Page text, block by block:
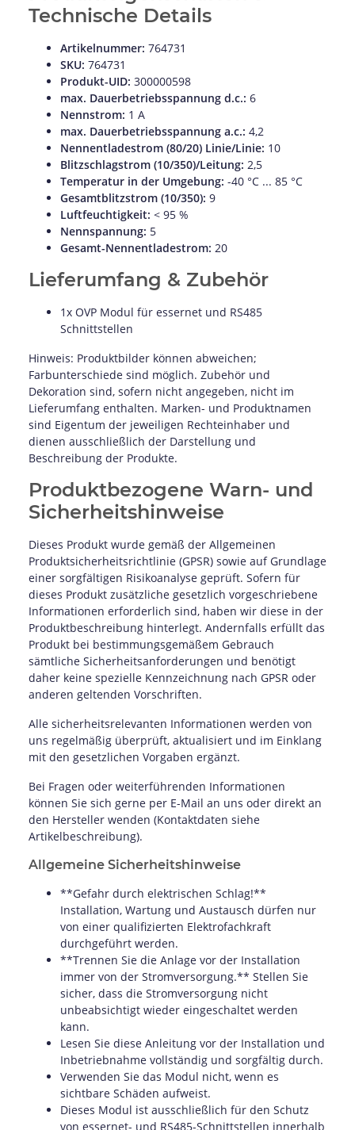
Technische Details
Artikelnummer: 764731
SKU: 764731
Produkt-UID: 300000598
max. Dauerbetriebsspannung d.c.: 6
Nennstrom: 1 A
max. Dauerbetriebsspannung a.c.: 4,2
Nennentladestrom (80/20) Linie/Linie: 10
Blitzschlagstrom (10/350)/Leitung: 2,5
Temperatur in der Umgebung: -40 °C ... 85 °C
Gesamtblitzstrom (10/350): 9
Luftfeuchtigkeit: < 95 %
Nennspannung: 5
Gesamt-Nennentladestrom: 20
Lieferumfang & Zubehör
1x OVP Modul für essernet und RS485
Schnittstellen
Hinweis: Produktbilder können abweichen;
Farbunterschiede sind möglich. Zubehör und
Dekoration sind, sofern nicht angegeben, nicht im
Lieferumfang enthalten. Marken- und Produktnamen
sind Eigentum der jeweiligen Rechteinhaber und
dienen ausschließlich der Darstellung und
Beschreibung der Produkte.
Produktbezogene Warn- und
Sicherheitshinweise
Dieses Produkt wurde gemäß der Allgemeinen
Produktsicherheitsrichtlinie (GPSR) sowie auf Grundlage
einer sorgfältigen Risikoanalyse geprüft. Sofern für
dieses Produkt zusätzliche gesetzlich vorgeschriebene
Informationen erforderlich sind, haben wir diese in der
Produktbeschreibung hinterlegt. Andernfalls erfüllt das
Produkt bei bestimmungsgemäßem Gebrauch
sämtliche Sicherheitsanforderungen und benötigt
daher keine spezielle Kennzeichnung nach GPSR oder
anderen geltenden Vorschriften.
Alle sicherheitsrelevanten Informationen werden von
uns regelmäßig überprüft, aktualisiert und im Einklang
mit den gesetzlichen Vorgaben ergänzt.
Bei Fragen oder weiterführenden Informationen
können Sie sich gerne per E-Mail an uns oder direkt an
den Hersteller wenden (Kontaktdaten siehe
Artikelbeschreibung).
Allgemeine Sicherheitshinweise
**Gefahr durch elektrischen Schlag!**
Installation, Wartung und Austausch dürfen nur
von einer qualifizierten Elektrofachkraft
durchgeführt werden.
**Trennen Sie die Anlage vor der Installation
immer von der Stromversorgung.** Stellen Sie
sicher, dass die Stromversorgung nicht
unbeabsichtigt wieder eingeschaltet werden
kann.
Lesen Sie diese Anleitung vor der Installation und
Inbetriebnahme vollständig und sorgfältig durch.
Verwenden Sie das Modul nicht, wenn es
sichtbare Schäden aufweist.
Dieses Modul ist ausschließlich für den Schutz
von essernet- und RS485-Schnittstellen innerhalb